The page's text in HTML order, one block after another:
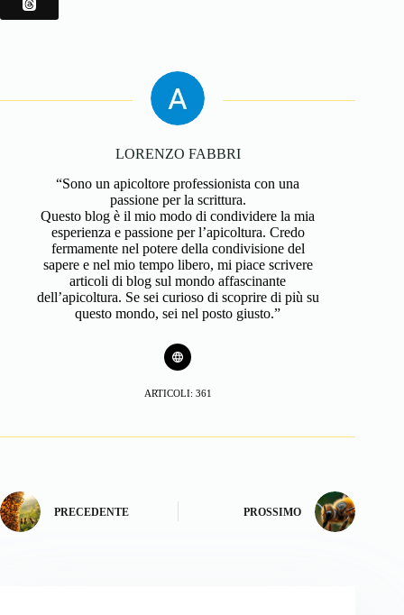
LORENZO FABBRI
“Sono un apicoltore professionista con una
passione per la scrittura.
Questo blog è il mio modo di condividere la mia
esperienza e passione per l’apicoltura. Credo
fermamente nel potere della condivisione del
sapere e nel mio tempo libero, mi piace scrivere
articoli di blog sul mondo affascinante
dell’apicoltura. Se sei curioso di scoprire di più su
questo mondo, sei nel posto giusto.”
ARTICOLI: 361
PRECEDENTE PROSSIMO